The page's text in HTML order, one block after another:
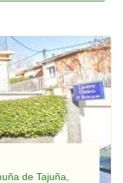
de Tajuña,